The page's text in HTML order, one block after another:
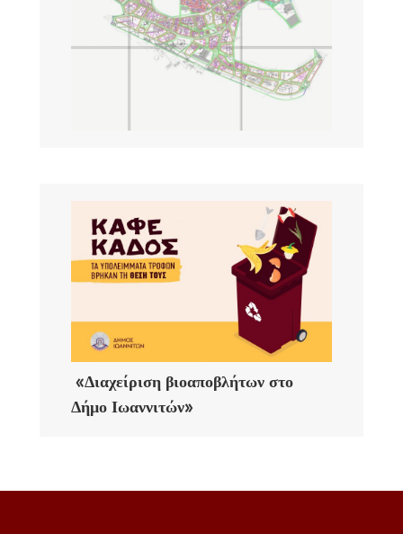
«Διαχείριση βιοαποβλήτων στο
Δήμο Ιωαννιτών»